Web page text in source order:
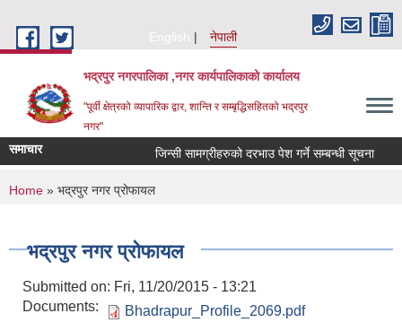
English
नेपाली
भद्रपुर नगरपालिका ,नगर कार्यपालिकाको कार्यालय
"पूर्वी क्षेत्रको व्यापारिक द्वार, शान्ति र सम्बृद्धिसहितको भद्रपुर
नगर"
समाचार जिन्सी सामग्रीहरुको दरभाउ पेश गर्ने सम्बन्धी सूचना
You are here
Home » भद्रपुर नगर प्रोफायल
भद्रपुर नगर प्रोफायल
Submitted on: Fri, 11/20/2015 - 13:21
Documents:
Bhadrapur_Profile_2069.pdf